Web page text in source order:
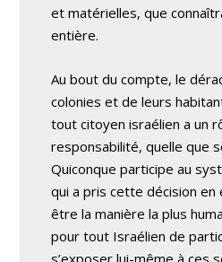
et matérielles, que
entière.
Au bout du compte, le
colonies et de leurs
tout citoyen israélien a un
responsabilité, quelle que
Quiconque participe au
qui a pris cette décision
être la manière la plus
pour tout Israélien de
s’exposer lui-même à ces